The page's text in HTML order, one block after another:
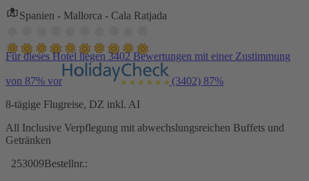
Spanien - Mallorca - Cala Ratjada
Für dieses Hotel liegen 3402 Bewertungen mit einer Zustimmung
von 87% vor (3402) 87%
8-tägige Flugreise, DZ inkl. AI
All Inclusive Verpflegung mit abwechslungsreichen Buffets und
Getränken
253009Bestellnr.: